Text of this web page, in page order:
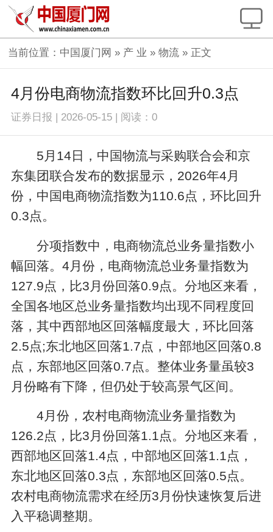
当前位置： 中国厦门网 » 产 业 »物流 » 正文
4月份电商物流指数环比回升0.3点
证券日报 | 2026-05-15 | 阅读：0
5月14日，中国物流与采购联合会和京
东集团联合发布的数据显示，2026年4月
份，中国电商物流指数为110.6点，环比回升
0.3点。
分项指数中，电商物流总业务量指数小
幅回落。4月份，电商物流总业务量指数为
127.9点，比3月份回落0.9点。分地区来看，
全国各地区总业务量指数均出现不同程度回
落，其中西部地区回落幅度最大，环比回落
2.5点;东北地区回落1.7点，中部地区回落0.8
点，东部地区回落0.7点。整体业务量虽较3
月份略有下降，但仍处于较高景气区间。
4月份，农村电商物流业务量指数为
126.2点，比3月份回落1.1点。分地区来看，
西部地区回落1.4点，中部地区回落1.1点，
东北地区回落0.3点，东部地区回落0.5点。
农村电商物流需求在经历3月份快速恢复后进
入平稳调整期。